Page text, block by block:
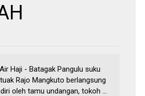
Haji - Batagak Pangulu suku
Rajo Mangkuto berlangsung
oleh tamu undangan, tokoh ...